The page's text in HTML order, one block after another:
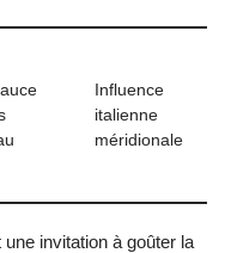
Influence
italienne
méridionale
invitation à goûter la